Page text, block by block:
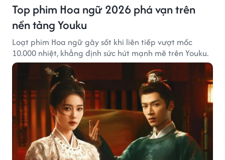
Top phim Hoa ngữ 2026 phá vạn trên
nền tảng Youku
Loạt phim Hoa ngữ gây sốt khi liên tiếp vượt mốc
10.000 nhiệt, khẳng định sức hút mạnh mẽ trên Youku.